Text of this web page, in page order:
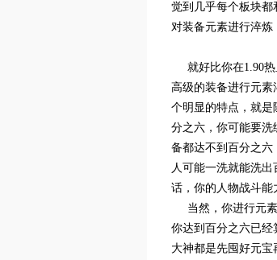
觉到几乎每个板块都
对装备元素进行淬炼
就好比你在1.90热
高级的装备进行元
个明显的特点，就是
分之六，你可能要洗
备都达不到百分之六
人可能一洗就能洗
话，你的人物战斗能
当然，你进行元素
你达到百分之六已经
大神都是先囤好元